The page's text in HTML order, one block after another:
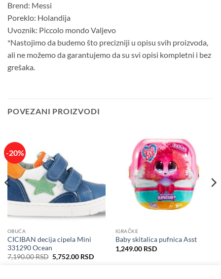
Brend: Messi
Poreklo: Holandija
Uvoznik: Piccolo mondo Valjevo
*Nastojimo da budemo što precizniji u opisu svih proizvoda,
ali ne možemo da garantujemo da su svi opisi kompletni i bez
grešaka.
POVEZANI PROIZVODI
-20%
OBUĆA
CICIBAN decija cipela Mini
331290 Ocean
7,190.00RSD Originalna
cena
5,752.00 RSDTrenutna
IGRAČKE
Baby skitalica pufnica Asst
1,249.00 RSD